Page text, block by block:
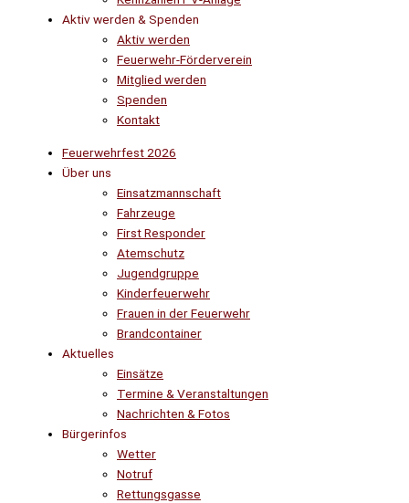
Aktiv werden & Spenden
Aktiv werden
Feuerwehr-Förderverein
Mitglied werden
Spenden
Kontakt
Feuerwehrfest 2026
Über uns
Einsatzmannschaft
Fahrzeuge
First Responder
Atemschutz
Jugendgruppe
Kinderfeuerwehr
Frauen in der Feuerwehr
Brandcontainer
Aktuelles
Einsätze
Termine & Veranstaltungen
Nachrichten & Fotos
Bürgerinfos
Wetter
Notruf
Rettungsgasse